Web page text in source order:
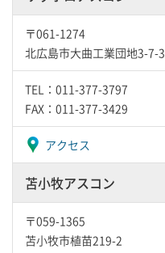
〒061-1274
北広島市大曲工業団地3-7-3
TEL：011-377-3797
FAX：011-377-3429
アクセス
苫小牧アスコン
〒059-1365
苫小牧市植苗219-2